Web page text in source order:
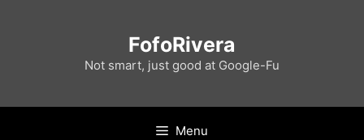
FofoRivera
Not smart, just good at Google-Fu
Menu